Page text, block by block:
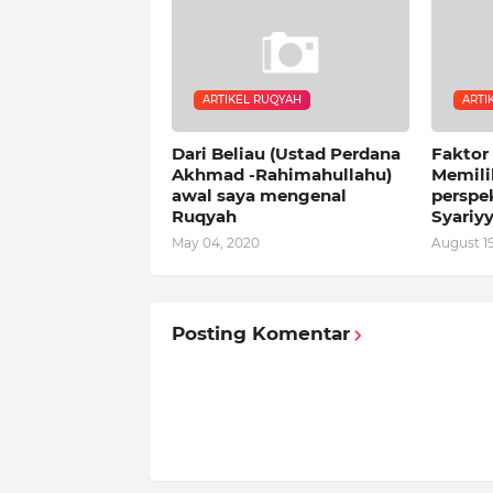
ARTIKEL RUQYAH
Dari Beliau (Ustad Perdana
Akhmad -Rahimahullahu)
awal saya mengenal
Ruqyah
May 04, 2020
Faktor
August
Posting Komentar